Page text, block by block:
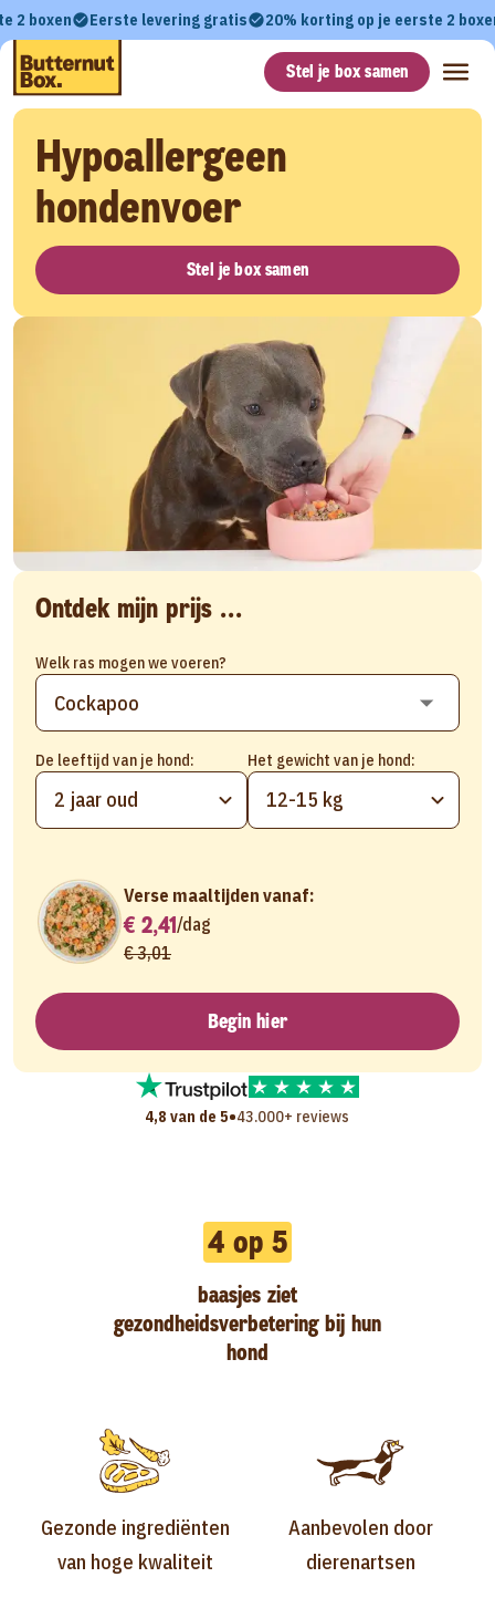
2 boxen Eerste levering gratis 20% korting op je eerste 2
Stel je box samen
Hypoallergeen
hondenvoer
Stel je box samen
Ontdek mijn prijs ...
Welk ras mogen we voeren?
De leeftijd van je hond:
2 jaar oud
Het gewicht van je hond:
12-15 kg
Verse maaltijden vanaf:
€ 2,41/dag
€ 3,01
Begin hier
4,8 van de 5•43.000+ reviews
Gezonde ingrediënten
van hoge kwaliteit
4 op 5
baasjes ziet
gezondheidsverbetering bij hun
hond
Aanbevolen door
dierenartsen